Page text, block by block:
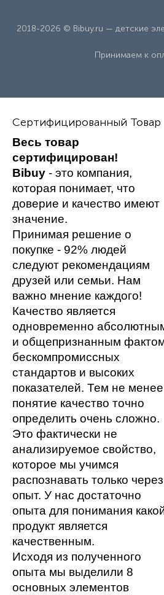
2018-2026 © Bibuy.ru — детские
Принимаем к
Сертифицированный Товар
Весь товар
сертифицирован!
Bibuy - это компания,
которая понимает, что
доверие и качество имеют
значение.
Принимая решение о
покупке - 92% людей
следуют рекомендациям
друзей или семьи. Нам
важно мнение каждого!
Качество является
одновременно
и общепризнанным
бескомпромиссных
стандартов и высоких
показателей. Тем не менее
понятие качество точно
определить очень сложно.
Это фактически не
анализируемое свойство,
которое мы учимся
распознавать только через
опыт. У нас достаточно
опыта для понимания
продукт является
качественным.
Исходя из полученного
опыта мы выделили 8
основных элементов